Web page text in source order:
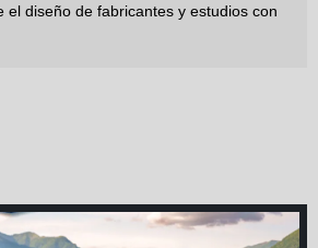
el diseño de fabricantes y estudios con